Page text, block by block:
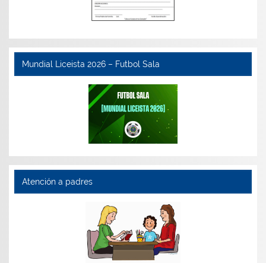
Mundial Liceista 2026 – Futbol Sala
Atención a padres